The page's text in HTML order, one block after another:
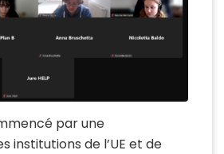
par une
institutions de l’UE et de